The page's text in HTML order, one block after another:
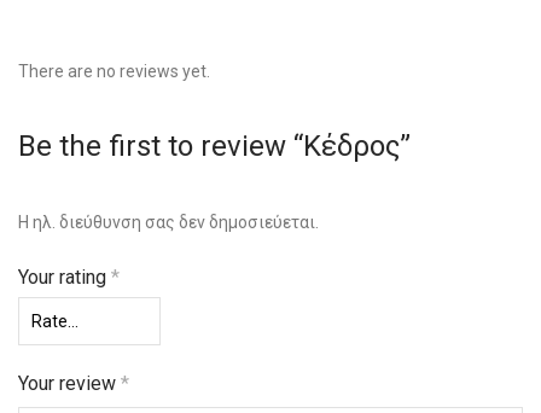
There are no reviews yet.
Be the first to review “Κέδρος”
Η ηλ. διεύθυνση σας δεν δημοσιεύεται.
Your rating *
Your review *